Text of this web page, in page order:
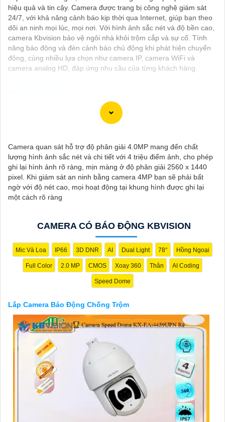
hiệu quả và tin cậy. Camera được trang bị công nghệ giám sát
24/7, với khả năng cảnh báo kịp thời qua Internet, giúp bạn theo
dõi an ninh mọi lúc, mọi nơi. Với hình ảnh sắc nét và độ bền cao,
camera Kbvision bảo vệ ngôi nhà khỏi trộm cắp và sự cố. Tính
năng báo động và đèn cảnh báo chủ động khi phát hiện chuyển
động, cùng nhiều lựa chọn như camera IP, camera WiFi và
camera analog HD, đáp ứng nhu cầu của từng khách hàng.
Dịch vụ cài đặt Camera Báo Động Chống Trộm là một giải pháp
báo ngay khi phát hiện sự xâm nhập hoặc hành vi đáng ngờ
trong không gian được giám sát.
Nếu bạn quan tâm đến việc lắp đặt Camera Báo Động Chống
Trộm, bạn có thể liên hệ với các công ty cung cấp dịch vụ lắp đặt
camera hoặc công ty an ninh chuyên nghiệp địa phương. Bạn
cũng có thể tìm hiểu về các sản phẩm camera báo động trên thị
Nếu bạn cần thêm thông tin hoặc muốn để lại thông tin liên lạc,
Từng công trình có thể giúp bạn tìm kiếm các dịch vụ liên quan
đến lắp đặt Camera Báo Động Chống Trộm.
Camera quan sát hỗ trợ độ phân giải 4.0MP mang đến chất
lượng hình ảnh sắc nét và chi tiết với 4 triệu điểm ảnh, cho phép
ghi lại hình ảnh rõ ràng, mịn màng ở độ phân giải 2560 x 1440
pixel. Khi giám sát an ninh bằng camera 4MP bạn sẽ phải bất
ngờ với độ nét cao, mọi hoạt động tại khung hình được ghi lại
một cách rõ ràng
CAMERA CÓ BÁO ĐỘNG KBVISION
Mic Và Loa IP66 3D DNR AI Dual Light 78° Hồng Ngoại
Full Color 2.0 MP CMOS Xoay 360 Thân AI Coding
Speed Dome
Lắp Camera Báo Động Chống Trộm